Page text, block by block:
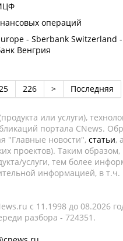
операций
- Sberbank Switzerland
Венгрия
226 > Последняя
или услуги),
портала CNews.
"Главные новости", статьи,
проектов). Таким
услуги, тем более
информацией, в
c 11.1998 до 08.2026
разбора - 724351.